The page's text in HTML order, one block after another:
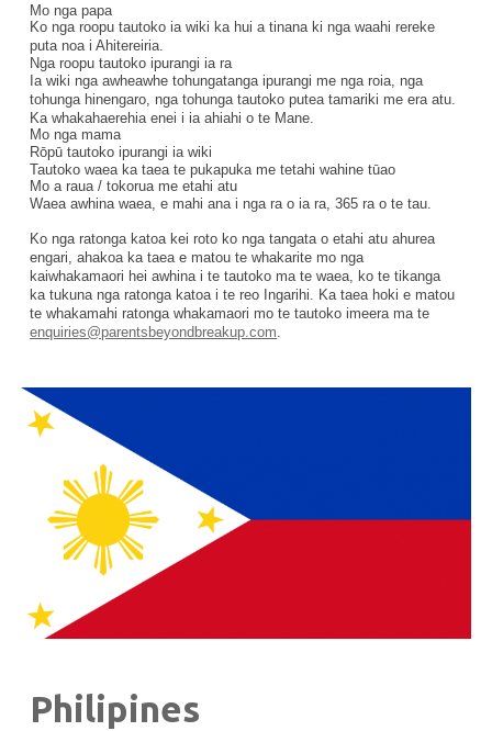
Mo nga papa
Ko nga roopu tautoko ia wiki ka hui a tinana ki nga waahi rereke
puta noa i Ahitereiria.
Nga roopu tautoko ipurangi ia ra
Ia wiki nga awheawhe tohungatanga ipurangi me nga roia, nga
tohunga hinengaro, nga tohunga tautoko putea tamariki me era atu.
Ka whakahaerehia enei i ia ahiahi o te Mane.
Mo nga mama
Rōpū tautoko ipurangi ia wiki
Tautoko waea ka taea te pukapuka me tetahi wahine tūao
Mo a raua / tokorua me etahi atu
Waea awhina waea, e mahi ana i nga ra o ia ra, 365 ra o te tau.
Ko nga ratonga katoa kei roto ko nga tangata o etahi atu ahurea
engari, ahakoa ka taea e matou te whakarite mo nga
kaiwhakamaori hei awhina i te tautoko ma te waea, ko te tikanga
ka tukuna nga ratonga katoa i te reo Ingarihi. Ka taea hoki e matou
te whakamahi ratonga whakamaori mo te tautoko imeera ma te
enquiries@parentsbeyondbreakup.com.
Philipines